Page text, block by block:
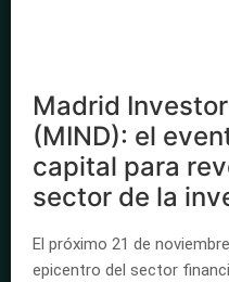
Madrid
(MIND): el
capital para
sector de la
El próximo 21 de
epicentro del sector